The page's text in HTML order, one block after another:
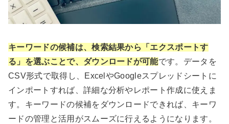
キーワードの候補は、検索結果から「エクスポートす
る」を選ぶことで、ダウンロードが可能です。データを
CSV形式で取得し、ExcelやGoogleスプレッドシートに
インポートすれば、詳細な分析やレポート作成に使えま
す。キーワードの候補をダウンロードできれば、キーワ
ードの管理と活用がスムーズに行えるようになります。